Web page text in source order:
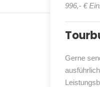
996,- €
Gerne